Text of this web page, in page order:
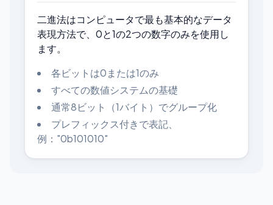
二進法はコンピュータで最も基本的なデータ
表現方法で、0と1の2つの数字のみを使用し
ます。
各ビットは0または1のみ
すべての数値システムの基礎
通常8ビット（1バイト）でグループ化
プレフィックス付きで表記、
例："0b101010"